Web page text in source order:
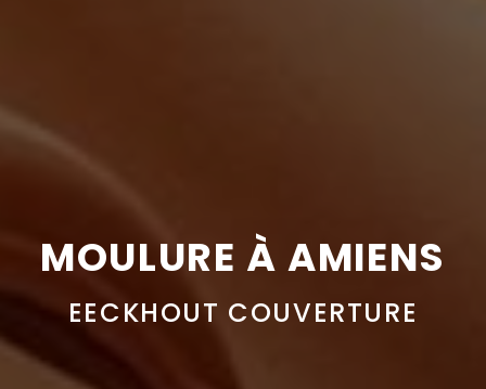
MOULURE À AMIENS
EECKHOUT COUVERTURE